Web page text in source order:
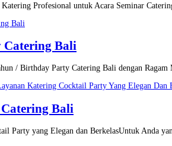
Profesional untuk Acara Seminar
Bali
/ Birthday Party Catering Bali dengan
Bali
Party yang Elegan dan BerkelasUntuk Anda